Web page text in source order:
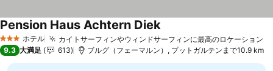
3 ホテルのランク
ホテル カイトサーフィンやウィンドサーフィンに最高のロケーション
Pension Haus Achtern Diek料金を表示
9.3 大満足 613 ブルグ（フェーマルン）, プットガルテンまで10.9 km